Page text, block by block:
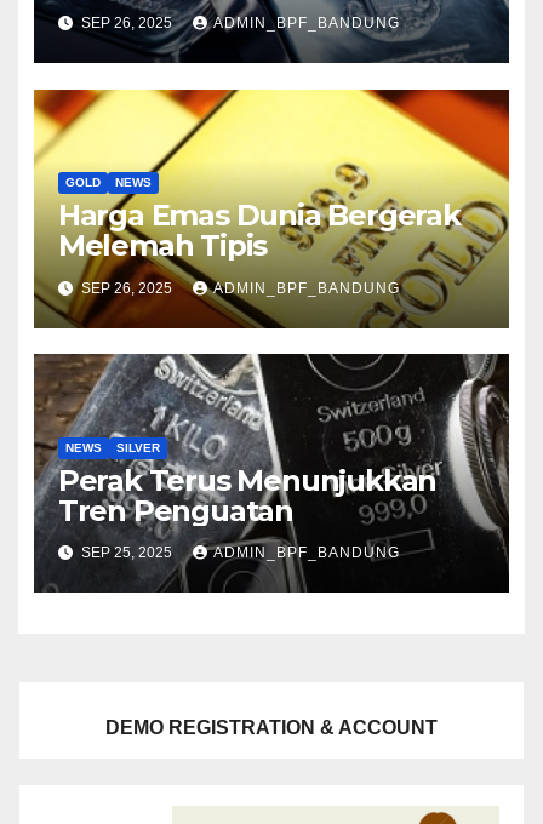
SEP 26, 2025 ADMIN_BPF_BANDUNG
GOLD NEWS
Harga Emas Dunia Bergerak
Melemah Tipis
SEP 26, 2025 ADMIN_BPF_BANDUNG
NEWS SILVER
Perak Terus Menunjukkan
Tren Penguatan
SEP 25, 2025 ADMIN_BPF_BANDUNG
DEMO REGISTRATION & ACCOUNT